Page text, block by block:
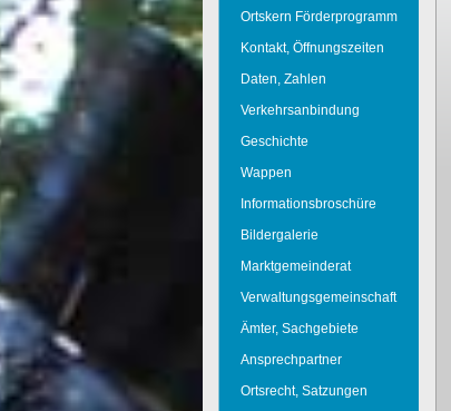
Ortskern Förderprogramm
Kontakt, Öffnungszeiten
Daten, Zahlen
Verkehrsanbindung
Geschichte
Wappen
Informationsbroschüre
Bildergalerie
Marktgemeinderat
Verwaltungsgemeinschaft
Ämter, Sachgebiete
Ansprechpartner
Ortsrecht, Satzungen